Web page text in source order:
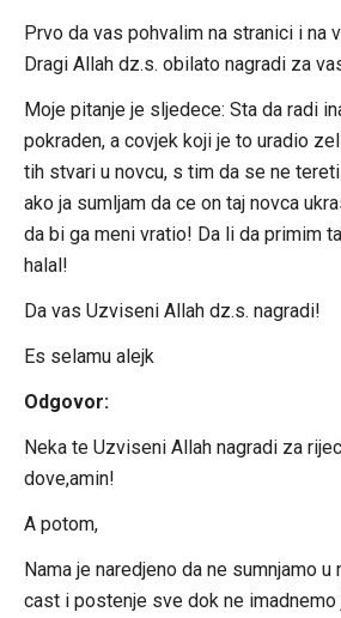
Prvo da vas pohvalim na stranici i na
Dragi Allah dz.s. obilato nagradi za
Moje pitanje je sljedece: Sta da radi
pokraden, a covjek koji je to uradio
tih stvari u novcu, s tim da se ne
ako ja sumljam da ce on taj novca
da bi ga meni vratio! Da li da primim
halal!
Da vas Uzviseni Allah dz.s. nagradi!
Es selamu alejk
Odgovor:
Neka te Uzviseni Allah nagradi za
dove,amin!
A potom,
Nama je naredjeno da ne sumnjamo
cast i postenje sve dok ne imadnemo